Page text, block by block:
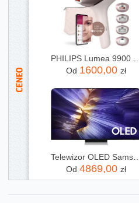
Od 1600,00 zł
Telewizor OLED Samsung QE65S90FATXXH 65 cali 4K UHD
Od 4869,00 zł